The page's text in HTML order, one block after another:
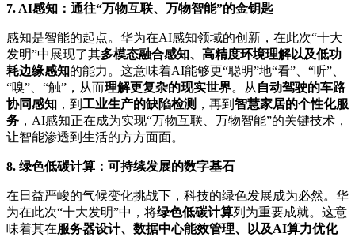
7. AI感知：通往“万物互联、万物智能”的金钥匙
感知是智能的起点。华为在AI感知领域的创新，在此次“十大
发明”中展现了其多模态融合感知、高精度环境理解以及低功
耗边缘感知的能力。这意味着AI能够更“聪明”地“看”、“听”、
“嗅”、“触”，从而理解更复杂的现实世界。从 自动驾驶的车路
协同感知 ，到 工业生产的缺陷检测 ，再到 智慧家居的个性化服
务 ，AI感知正在成为实现“万物互联、万物智能”的关键技术，
让智能渗透到生活的方方面面。
8. 绿色低碳计算：可持续发展的数字基石
在日益严峻的气候变化挑战下，科技的绿色发展成为必然。华
为在此次“十大发明”中，将绿色低碳计算列为重要成就。这意
味着其在服务器设计、数据中心能效管理、以及AI算力优化